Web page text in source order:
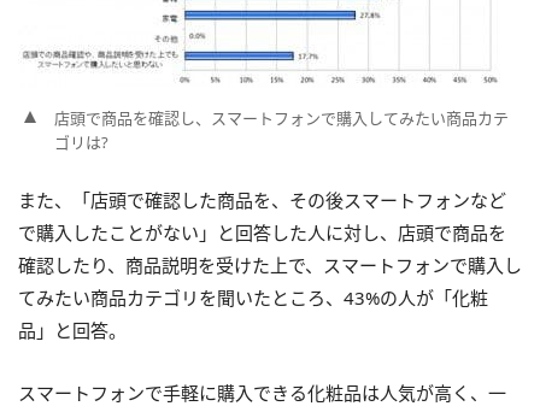
店頭で商品を確認し、スマートフォンで購入してみたい商品カテ
ゴリは?
また、「店頭で確認した商品を、その後スマートフォンなど
で購入したことがない」と回答した人に対し、店頭で商品を
確認したり、商品説明を受けた上で、スマートフォンで購入し
てみたい商品カテゴリを聞いたところ、43%の人が「化粧
品」と回答。
スマートフォンで手軽に購入できる化粧品は人気が高く、一